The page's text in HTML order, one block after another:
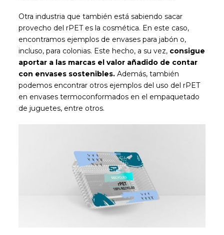
Otra industria que también está sabiendo sacar
provecho del rPET es la cosmética. En este caso,
encontramos ejemplos de envases para jabón o,
incluso, para colonias. Este hecho, a su vez, consigue
aportar a las marcas el valor añadido de contar
con envases sostenibles. Además, también
podemos encontrar otros ejemplos del uso del rPET
en envases termoconformados en el empaquetado
de juguetes, entre otros.